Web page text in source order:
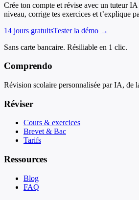
Crée ton compte et révise avec un tuteur IA
niveau, corrige tes exercices et t’explique
14 jours gratuitsTester la démo →
Sans carte bancaire. Résiliable en 1 clic.
Comprendo
Révision scolaire personnalisée par IA, de
Réviser
Cours & exercices
Brevet & Bac
Tarifs
Ressources
Blog
FAQ